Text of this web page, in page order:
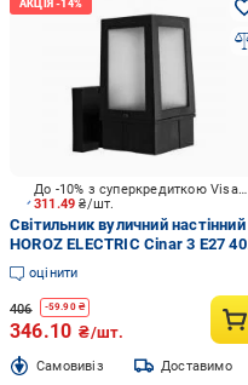
311.49₴/шт.
До -10% з суперкредиткою Visa Вигода
Світильник вуличний настінний
HOROZ ELECTRIC Cinar 3 Е27 40
Вт IP44 чорний 400-010-136
оцінити
406 -59.90₴
346.10 ₴/шт.
Cамовивіз Доставимо